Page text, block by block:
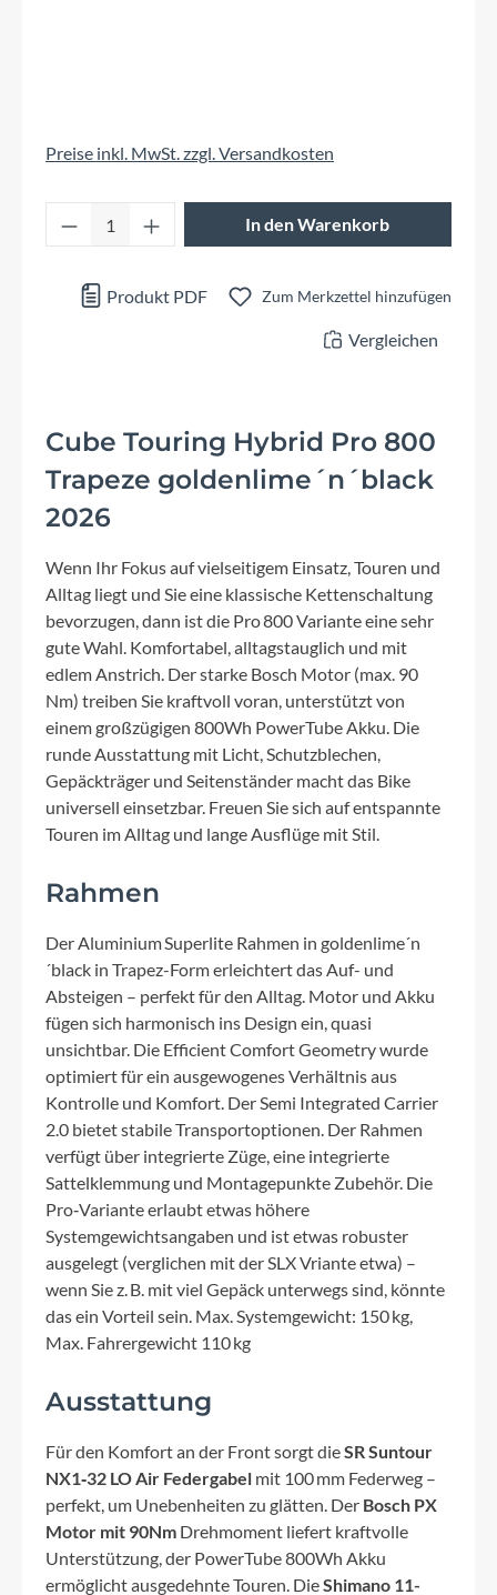
Preise inkl. MwSt. zzgl. Versandkosten
Produkt Anzahl: Gib den gewünschten
In den Warenkorb
Produkt PDF Zum Merkzettel hinzufügen
Vergleichen
Cube Touring Hybrid Pro 800
Trapeze goldenlime´n´black
2026
Wenn Ihr Fokus auf vielseitigem Einsatz, Touren und
Alltag liegt und Sie eine klassische Kettenschaltung
bevorzugen, dann ist die Pro 800 Variante eine sehr
gute Wahl. Komfortabel, alltagstauglich und mit
edlem Anstrich. Der starke Bosch Motor (max. 90
Nm) treiben Sie kraftvoll voran, unterstützt von
einem großzügigen 800Wh PowerTube Akku. Die
runde Ausstattung mit Licht, Schutzblechen,
Gepäckträger und Seitenständer macht das Bike
universell einsetzbar. Freuen Sie sich auf entspannte
Touren im Alltag und lange Ausflüge mit Stil.
Rahmen
Der Aluminium Superlite Rahmen in goldenlime´n
´black in Trapez-Form erleichtert das Auf- und
Absteigen – perfekt für den Alltag. Motor und Akku
fügen sich harmonisch ins Design ein, quasi
unsichtbar. Die Efficient Comfort Geometry wurde
optimiert für ein ausgewogenes Verhältnis aus
Kontrolle und Komfort. Der Semi Integrated Carrier
2.0 bietet stabile Transportoptionen. Der Rahmen
verfügt über integrierte Züge, eine integrierte
Sattelklemmung und Montagepunkte Zubehör. Die
Pro‑Variante erlaubt etwas höhere
Systemgewichtsangaben und ist etwas robuster
ausgelegt (verglichen mit der SLX Vriante etwa) –
wenn Sie z. B. mit viel Gepäck unterwegs sind, könnte
das ein Vorteil sein. Max. Systemgewicht: 150 kg,
Max. Fahrergewicht 110 kg
Ausstattung
Für den Komfort an der Front sorgt dieSR Suntour
NX1‑32 LO Air Federgabel mit 100 mm Federweg –
perfekt, um Unebenheiten zu glätten. Der Bosch PX
Motor mit 90Nm Drehmoment liefert kraftvolle
Unterstützung, der PowerTube 800Wh Akku
ermöglicht ausgedehnte Touren. DieShimano 11-